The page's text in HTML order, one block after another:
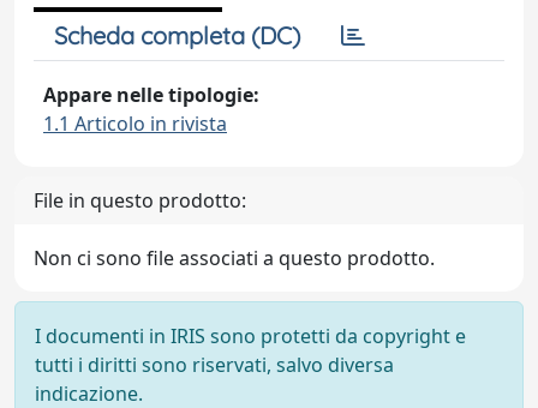
Scheda completa (DC)
Appare nelle tipologie:
1.1 Articolo in rivista
File in questo prodotto:
Non ci sono file associati a questo prodotto.
I documenti in IRIS sono protetti da copyright e
tutti i diritti sono riservati, salvo diversa
indicazione.